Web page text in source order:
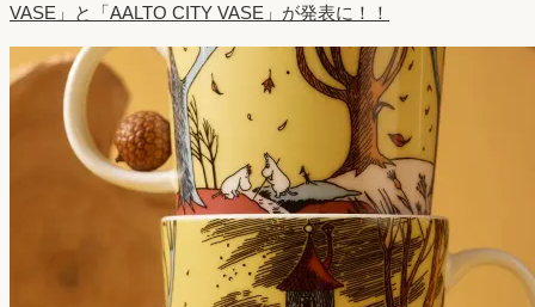
VASE」と「AALTO CITY VASE」が発表に！！